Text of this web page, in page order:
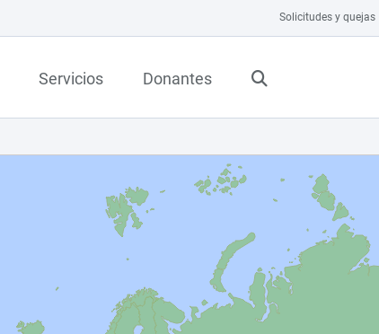
Solicitudes y quejas
Servicios Donantes